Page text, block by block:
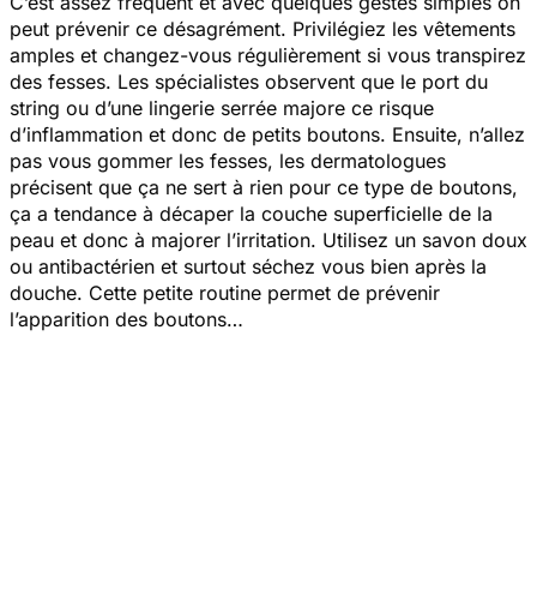
peut prévenir ce désagrément. Privilégiez les vêtements
amples et changez-vous régulièrement si vous transpirez
des fesses. Les spécialistes observent que le port du
string ou d’une lingerie serrée majore ce risque
d’inflammation et donc de petits boutons. Ensuite, n’allez
pas vous gommer les fesses, les dermatologues
précisent que ça ne sert à rien pour ce type de boutons,
ça a tendance à décaper la couche superficielle de la
peau et donc à majorer l’irritation. Utilisez un savon doux
ou antibactérien et surtout séchez vous bien après la
douche. Cette petite routine permet de prévenir
l’apparition des boutons…